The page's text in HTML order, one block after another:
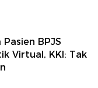
BPJS
Virtual, KKI: Tak